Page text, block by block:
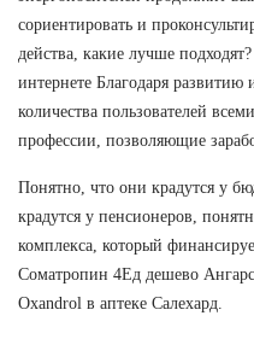
сориентировать и
действа, какие лучше
интернете Благодаря развитию
количества пользователей
профессии, позволяющие
Понятно, что они крадутся у
крадутся у пенсионеров,
комплекса, который
Cоматропин 4Ед дешево
Oxandrol в аптеке Салехард.